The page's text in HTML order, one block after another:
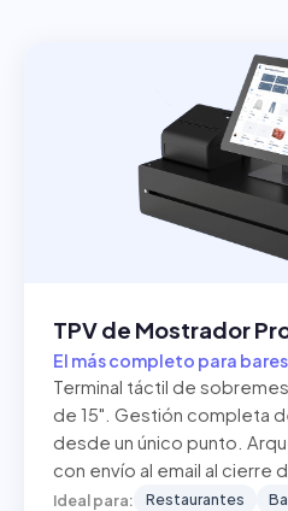
TPV de Mostrador
El más completo para
Terminal táctil de
de 15". Gestión completa
desde un único punto.
con envío al email al cierre
Ideal para: Restaurantes